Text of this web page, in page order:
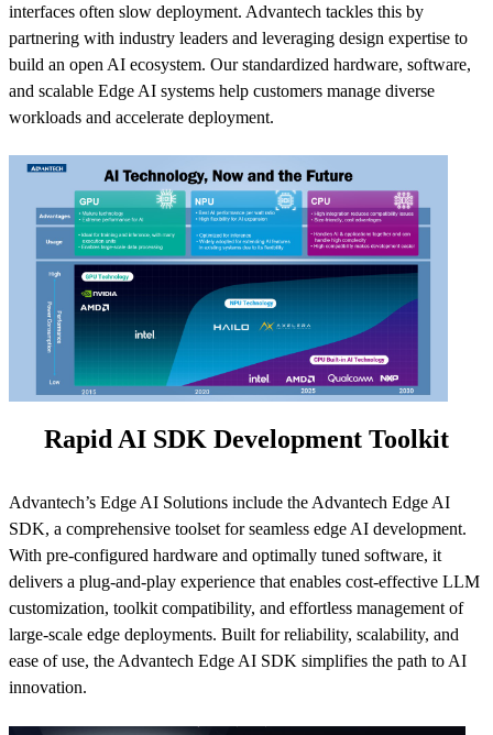
interfaces often slow deployment. Advantech tackles this by
partnering with industry leaders and leveraging design expertise to
build an open AI ecosystem. Our standardized hardware, software,
and scalable Edge AI systems help customers manage diverse
workloads and accelerate deployment.
Rapid AI SDK Development Toolkit
Advantech’s Edge AI Solutions include the Advantech Edge AI
SDK, a comprehensive toolset for seamless edge AI development.
With pre-configured hardware and optimally tuned software, it
delivers a plug-and-play experience that enables cost-effective LLM
customization, toolkit compatibility, and effortless management of
large-scale edge deployments. Built for reliability, scalability, and
ease of use, the Advantech Edge AI SDK simplifies the path to AI
innovation.